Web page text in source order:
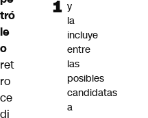
tró
le
o
ret
ro
ce
di
y
la
incluye
entre
las
posibles
candidatas
a